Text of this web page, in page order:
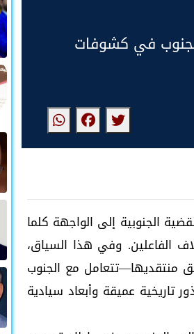
في كشوفات
الجنوبية إلى الواجهة كلما
الفاعلين. وفي هذا السياق،
منتقديها—تتعامل مع الجنوب
تاريخية عميقة وأبعاد سيادية